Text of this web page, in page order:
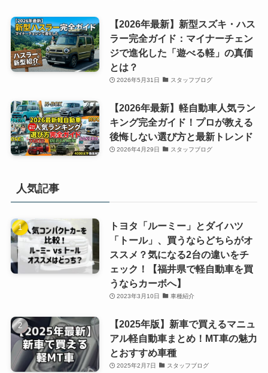
【2026年最新】新型スズキ・ハス
ラー完全ガイド：マイナーチェン
ジで進化した「遊べる軽」の真価
とは？
2026年5月31日 スタッフブログ
【2026年最新】軽自動車人気ラン
キング完全ガイド！プロが教える
後悔しない選び方と最新トレンド
2026年4月29日 スタッフブログ
人気記事
トヨタ「ルーミー」とダイハツ
「トール」、買うならどちらがオ
ススメ？気になる2台の違いをチ
ェック！【福井県で軽自動車を買
うならカーボへ】
2023年3月10日 車種紹介
【2025年版】新車で買えるマニュ
アル軽自動車まとめ！MT車の魅力
とおすすめ車種
2025年2月7日 スタッフブログ